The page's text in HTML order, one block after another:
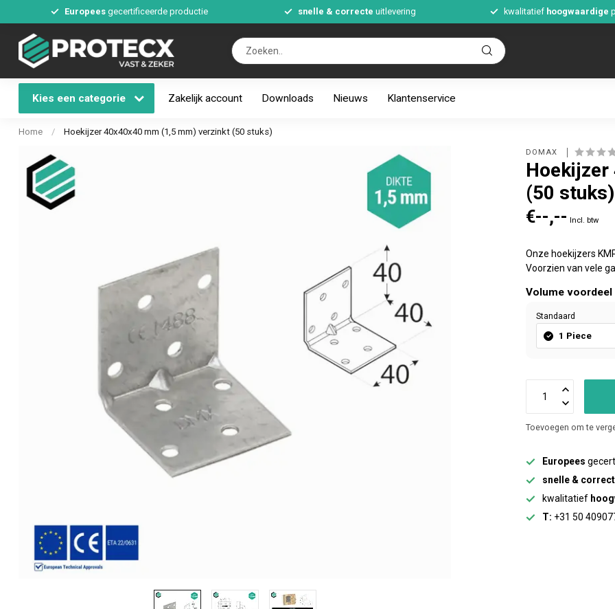
Europeesgecertificeerde productie snelle & correcte uitlevering kwalitatief hoogwaardige
Kies een categorie Zakelijk account Downloads Nieuws Klantenservice
Home / Hoekijzer 40x40x40 mm (1,5 mm) verzinkt (50 stuks)
DOMAX
(50 stuks)
€--,-- Incl. btw
Onze hoekijzers
Voorzien van vele
Volume voordeel
Standaard
1 Piece
Toevoegen om te
Europees
snelle &
kwalitatief
T: +31 50